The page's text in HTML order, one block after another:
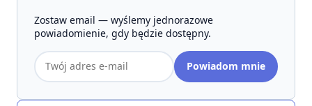
Zostaw email — wyślemy jednorazowe
powiadomienie, gdy będzie dostępny.
Adres
email
Powiadom mnie